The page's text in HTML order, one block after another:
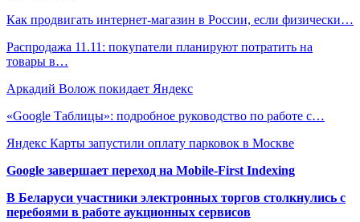
Как продвигать интернет-магазин в России, если физически…
Распродажа 11.11: покупатели планируют потратить на
товары в…
Аркадий Волож покидает Яндекс
«Google Таблицы»: подробное руководство по работе с…
Яндекс Карты запустили оплату парковок в Москве
Google завершает переход на Mobile-First Indexing
В Беларуси участники электронных торгов столкнулись с
перебоями в работе аукционных сервисов